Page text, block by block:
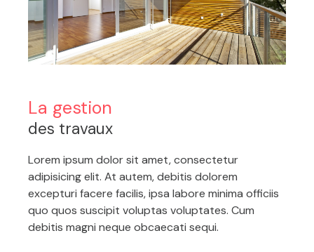
La gestion
des travaux
Lorem ipsum dolor sit amet, consectetur
adipisicing elit. At autem, debitis dolorem
excepturi facere facilis, ipsa labore minima officiis
quo quos suscipit voluptas voluptates. Cum
debitis magni neque obcaecati sequi.